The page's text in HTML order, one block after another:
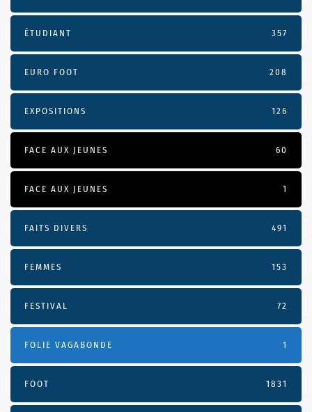
ÉTUDIANT 357
EURO FOOT 208
EXPOSITIONS 126
FACE AUX JEUNES 60
FACE AUX JEUNES 1
FAITS DIVERS 491
FEMMES 153
FESTIVAL 72
FOLIE VAGABONDE 1
FOOT 1831